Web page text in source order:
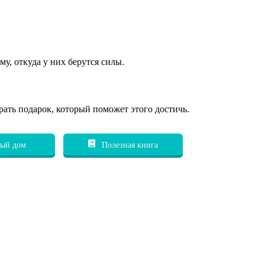
откуда у них берутся силы.
подарок, который поможет этого достичь.
дом Полезная книга